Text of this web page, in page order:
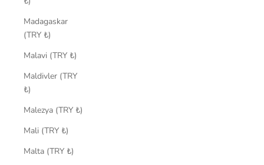
Madagaskar
(TRY ₺)
Malavi (TRY ₺)
Maldivler (TRY
₺)
Malezya (TRY ₺)
Mali (TRY ₺)
Malta (TRY ₺)